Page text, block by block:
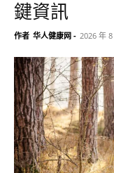
鍵資訊
作者 华人健康网 - 2026 年